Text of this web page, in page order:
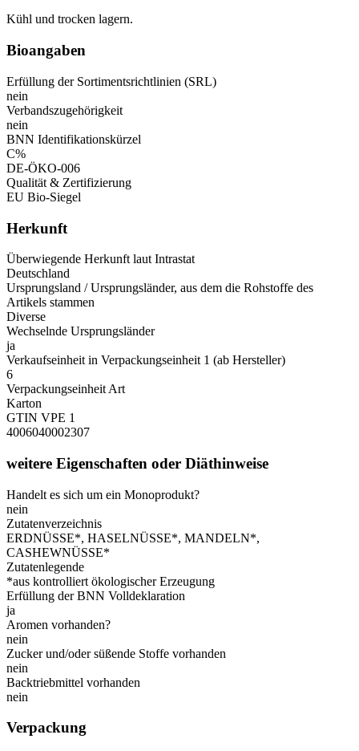
Kühl und trocken lagern.
Bioangaben
Erfüllung der Sortimentsrichtlinien (SRL)
nein
Verbandszugehörigkeit
nein
BNN Identifikationskürzel
C%
DE-ÖKO-006
Qualität & Zertifizierung
EU Bio-Siegel
Herkunft
Überwiegende Herkunft laut Intrastat
Deutschland
Ursprungsland / Ursprungsländer, aus dem die Rohstoffe des
Artikels stammen
Diverse
Wechselnde Ursprungsländer
ja
Verkaufseinheit in Verpackungseinheit 1 (ab Hersteller)
6
Verpackungseinheit Art
Karton
GTIN VPE 1
4006040002307
weitere Eigenschaften oder Diäthinweise
Handelt es sich um ein Monoprodukt?
nein
Zutatenverzeichnis
ERDNÜSSE*, HASELNÜSSE*, MANDELN*,
CASHEWNÜSSE*
Zutatenlegende
*aus kontrolliert ökologischer Erzeugung
Erfüllung der BNN Volldeklaration
ja
Aromen vorhanden?
nein
Zucker und/oder süßende Stoffe vorhanden
nein
Backtriebmittel vorhanden
nein
Verpackung